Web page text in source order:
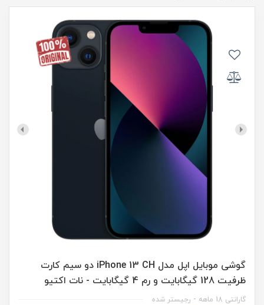
گوشی موبایل اپل مدل iPhone 13 CH دو سیم‌ کارت
ظرفیت 128 گیگابایت و رم 4 گیگابایت - نات اکتیو
گارانتی 18 ماهه - رجیستر شده